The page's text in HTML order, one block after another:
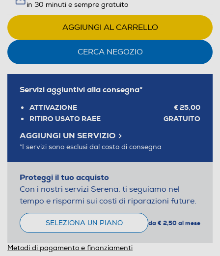
in 30 minuti e sempre gratuito
AGGIUNGI AL CARRELLO
CERCA NEGOZIO
Servizi aggiuntivi alla consegna*
ATTIVAZIONE
€ 25,00
RITIRO USATO RAEE
GRATUITO
AGGIUNGI UN SERVIZIO
*I servizi sono esclusi dal costo di consegna
Proteggi il tuo acquisto
Con i nostri servizi Serena, ti seguiamo nel
tempo e risparmi sui costi di riparazioni future.
SELEZIONA UN PIANO da € 2,50 al mese
Metodi di pagamento e finanziamenti